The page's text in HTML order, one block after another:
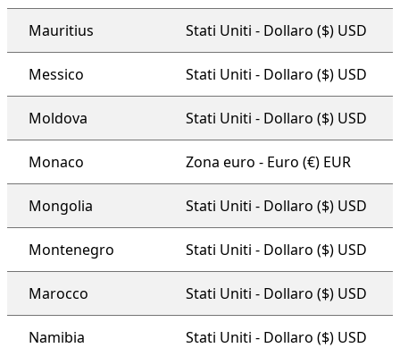
Mauritius Stati Uniti - Dollaro ($) USD
Messico Stati Uniti - Dollaro ($) USD
Moldova Stati Uniti - Dollaro ($) USD
Monaco Zona euro - Euro (€) EUR
Mongolia Stati Uniti - Dollaro ($) USD
Montenegro Stati Uniti - Dollaro ($) USD
Marocco Stati Uniti - Dollaro ($) USD
Namibia Stati Uniti - Dollaro ($) USD